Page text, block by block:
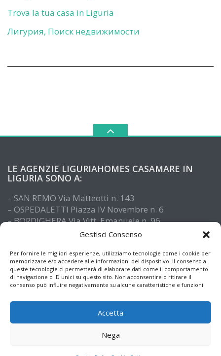
Gestisci Consenso
Per fornire le migliori esperienze, utilizziamo tecnologie come i cookie per
memorizzare e/o accedere alle informazioni del dispositivo. Il consenso a
queste tecnologie ci permetterà di elaborare dati come il comportamento
di navigazione o ID unici su questo sito. Non acconsentire o ritirare il
consenso può influire negativamente su alcune caratteristiche e funzioni.
Accetta
Nega
Trova la tua casa in Liguria
Лигурия, Поиск недвижимости
LE AGENZIE LIGURIAHOMES CASAMARE IN
LIGURIA SONO A:
– SAN REMO Via Matteotti n. 143
– OSPEDALETTI Piazza IV Novembre n. 6
– BORDIGHERA Via Vitt. Emanuele n. 96
– IMPERIA Piazza De Amicis n. 15
– ALASSIO Via XX Settembre n. 61